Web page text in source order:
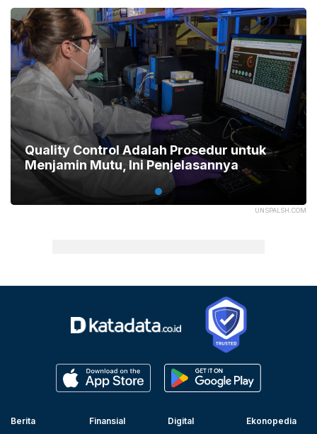
UNSPALSH.COM
Quality Control Adalah Prosedur untuk
Menjamin Mutu, Ini Penjelasannya
Berita
Finansial
Digital
Ekonopedia